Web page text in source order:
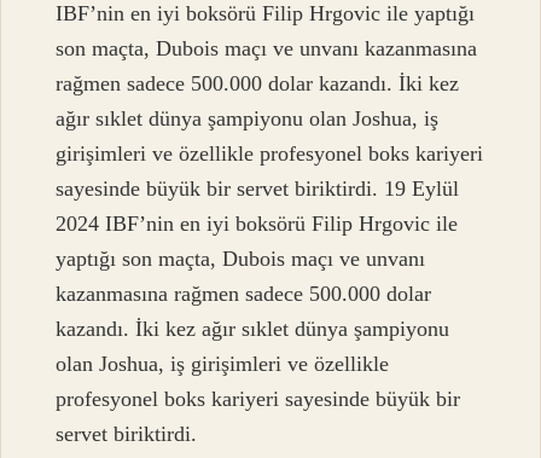
IBF’nin en iyi boksörü Filip Hrgovic ile yaptığı
son maçta, Dubois maçı ve unvanı kazanmasına
rağmen sadece 500.000 dolar kazandı. İki kez
ağır sıklet dünya şampiyonu olan Joshua, iş
girişimleri ve özellikle profesyonel boks kariyeri
sayesinde büyük bir servet biriktirdi. 19 Eylül
2024 IBF’nin en iyi boksörü Filip Hrgovic ile
yaptığı son maçta, Dubois maçı ve unvanı
kazanmasına rağmen sadece 500.000 dolar
kazandı. İki kez ağır sıklet dünya şampiyonu
olan Joshua, iş girişimleri ve özellikle
profesyonel boks kariyeri sayesinde büyük bir
servet biriktirdi.